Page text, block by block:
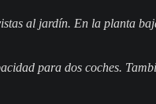
al jardín. En la planta
para dos coches.